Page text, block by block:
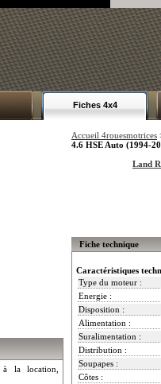
Fiches 4x4
à la location,
Accueil 4rouesmotrices
4.6 HSE Auto (1994-
Land
Fiche technique
Caractéristiques
Type du moteur :
Energie :
Disposition :
Alimentation :
Suralimentation :
Distribution :
Soupapes :
Côtes :